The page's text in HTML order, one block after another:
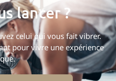
lancer ?
celui qui vous fait vibrer.
pour vivre une expérience